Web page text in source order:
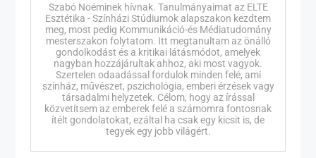
Szabó Noéminek hívnak. Tanulmányaimat az ELTE
Esztétika - Színházi Stúdiumok alapszakon kezdtem
meg, most pedig Kommunikáció-és Médiatudomány
mesterszakon folytatom. Itt megtanultam az önálló
gondolkodást és a kritikai látásmódot, amelyek
nagyban hozzájárultak ahhoz, aki most vagyok.
Szertelen odaadással fordulok minden felé, ami
színház, művészet, pszichológia, emberi érzések vagy
társadalmi helyzetek. Célom, hogy az írással
közvetítsem az emberek felé a számomra fontosnak
ítélt gondolatokat, ezáltal ha csak egy kicsit is, de
tegyek egy jobb világért.